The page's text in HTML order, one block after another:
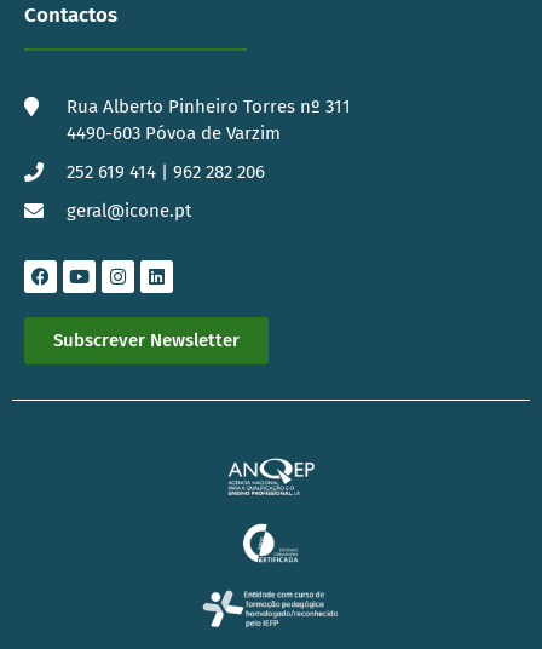
Contactos
Rua Alberto Pinheiro Torres nº 311
4490-603 Póvoa de Varzim
252 619 414 | 962 282 206
geral@icone.pt
Subscrever Newsletter